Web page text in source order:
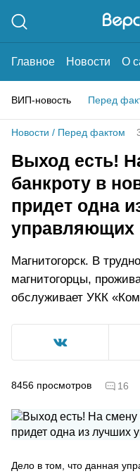
Главное Новости О
ВИП-новость Перед
Новости / Перед фактом
Выход есть!
банкроту в
придет одна
управляющих
Магнитогорск. В
магнитогорцы,
обслуживает УКК
8456 просмотров 16
Дело в том, что данная